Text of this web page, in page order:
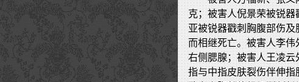
克；被害人倪景荣被锐
亚被锐器戳刺胸腹部伤
而相继死亡。被害人李
右侧腮腺；被害人王凌
指与中指皮肤裂伤伴伸